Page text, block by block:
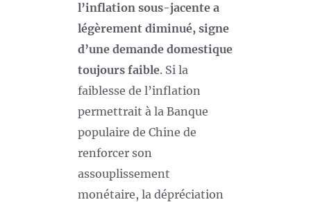
l’inflation sous-jacente a
légèrement diminué, signe
d’une demande domestique
toujours faible. Si la
faiblesse de l’inflation
permettrait à la Banque
populaire de Chine de
renforcer son
assouplissement
monétaire, la dépréciation